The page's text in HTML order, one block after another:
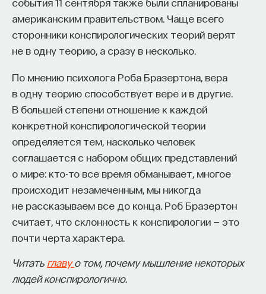
американским правительством. Чаще всего
сторонники конспирологических теорий верят
не в одну теорию, а сразу в несколько.
По мнению психолога Роба Бразертона, вера
в одну теорию способствует вере и в другие.
В большей степени отношение к каждой
конкретной конспирологической теории
определяется тем, насколько человек
соглашается с набором общих представлений
о мире: кто-то все время обманывает, многое
происходит незамеченным, мы никогда
не рассказываем все до конца. Роб Бразертон
считает, что склонность к конспирологии — это
почти черта характера.
Читать главуо том, почему мышление некоторых
людей конспирологично.
его и правда неподвижны, как, впрочем, и он сам.
Еще более интересный эффект разрешения
перцептивного конфликта можно получить,
например, поступил Томас Папатомас в иллюзии,
вошедшей в число победителейконкурса
«Иллюзия года»в 2008 году. Взгляните:
Зачем мне это знать: Эта иллюзия
подчеркивает сразу несколько особенностей
человеческого восприятия. Во-первых,
восприятие конструктивно: мы не пассивно
отражаем объект, а строим его образ. Во-вторых,
наша зрительная система стремится
к устранению конфликтов между воздействием
разрешается, как правило, в пользу опыта, даже
если это требует существенной перестройки